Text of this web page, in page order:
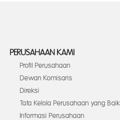
PERUSAHAAN KAMI
Profil Perusahaan
Dewan Komisaris
Direksi
Tata Kelola Perusahaan yang Baik
Informasi Perusahaan